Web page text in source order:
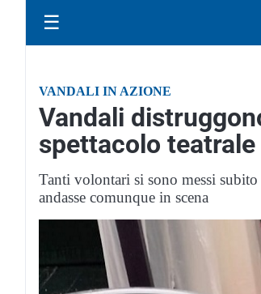
☰
VANDALI IN AZIONE
Vandali
spettacolo teatrale
Tanti volontari si sono messi
andasse comunque in scena